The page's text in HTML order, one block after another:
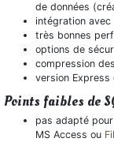
de données
intégration avec
très bonnes
options de
compression
version
Points faibles de
pas adapté
MS Access ou